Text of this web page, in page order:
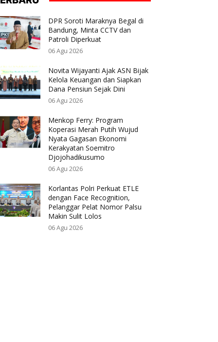
DPR Soroti Maraknya Begal di
Bandung, Minta CCTV dan
Patroli Diperkuat
06 Agu 2026
Novita Wijayanti Ajak ASN Bijak
Kelola Keuangan dan Siapkan
Dana Pensiun Sejak Dini
06 Agu 2026
Menkop Ferry: Program
Koperasi Merah Putih Wujud
Nyata Gagasan Ekonomi
Kerakyatan Soemitro
Djojohadikusumo
06 Agu 2026
Korlantas Polri Perkuat ETLE
dengan Face Recognition,
Pelanggar Pelat Nomor Palsu
Makin Sulit Lolos
06 Agu 2026